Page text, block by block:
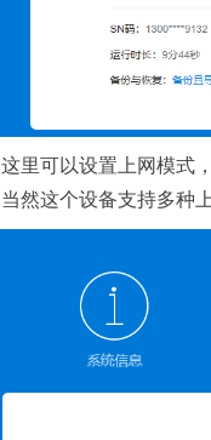
这里可以设置上网模式
当然这个设备支持多种